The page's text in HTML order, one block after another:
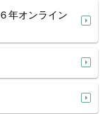
年オンライン